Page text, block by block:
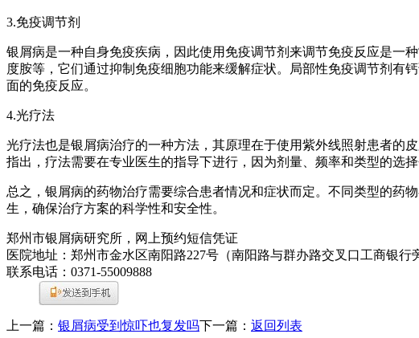
3.免疫调节剂
银屑病是一种自身免疫疾病，因此使用免疫调节剂来调节免疫反应是一
度胺等，它们通过抑制免疫细胞功能来缓解症状。局部性免疫调节剂有
面的免疫反应。
4.光疗法
光疗法也是银屑病治疗的一种方法，其原理在于使用紫外线照射患者的
指出，疗法需要在专业医生的指导下进行，因为剂量、频率和类型的选择
总之，银屑病的药物治疗需要综合患者情况和症状而定。不同类型的药
生，确保治疗方案的科学性和安全性。
郑州市银屑病研究所，网上预约短信凭证
医院地址：郑州市金水区南阳路227号（南阳路与群办路交叉口工商银行
联系电话：0371-55009888
上一篇： 银屑病受到惊吓也复发吗下一篇： 返回列表